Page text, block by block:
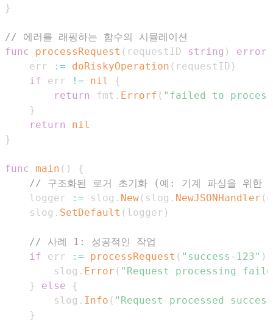
}
// 에러를 래핑하는 함수의 시뮬레이션
func
processRequest ( requestID string )
error
	err
:= doRiskyOperation ( requestID )
if err != nil
{
return
fmt . Errorf ( "failed to process
}
return
nil
}
func main ( )
{
// 구조화된 로거 초기화 (예: 기계 파싱을 위한
	logger
:= slog . New( slog . NewJSONHandler (
	slog
. SetDefault ( logger )
// 사례 1: 성공적인 작업
if err := processRequest ( "success-123" )
		slog
. Error ( "Request processing
}
else
{
		slog
. Info ( "Request processed
}